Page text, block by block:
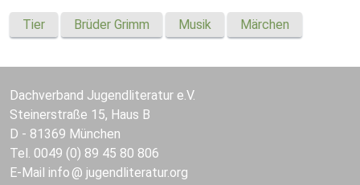
Tier Brüder Grimm Musik Märchen
Dachverband Jugendliteratur e.V.
Steinerstraße 15, Haus B
D - 81369 München
Tel. 0049 (0) 89 45 80 806
E-Mail info jugendliteratur.org